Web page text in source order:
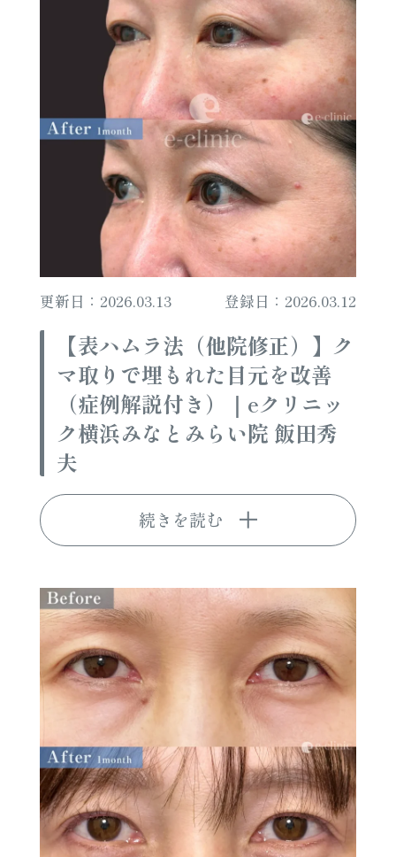
更新日：2026.03.13 登録日：2026.03.12
【表ハムラ法（他院修正）】ク
マ取りで埋もれた目元を改善
（症例解説付き）｜eクリニッ
ク横浜みなとみらい院 飯田秀
夫
続きを読む